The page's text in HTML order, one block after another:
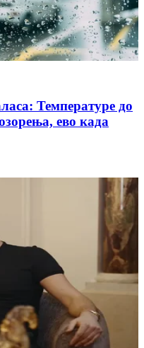
Температуре до
ево када